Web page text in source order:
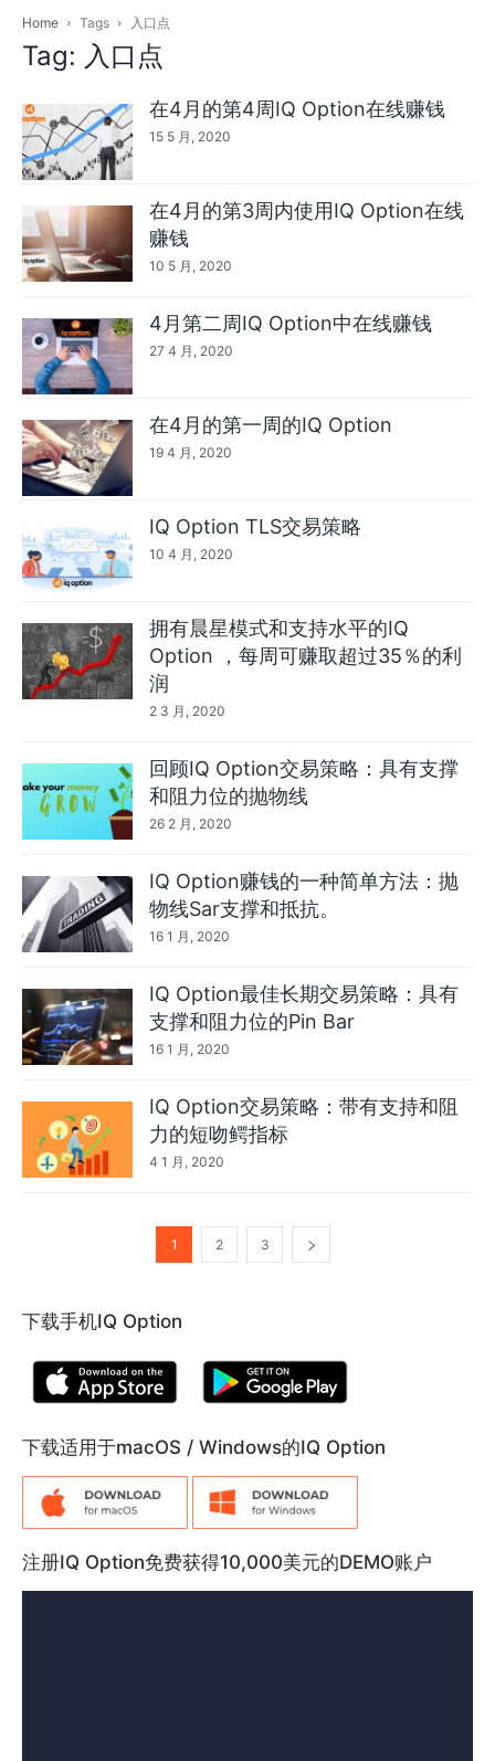
Home Tags 入口点
Tag: 入口点
在4月的第4周IQ Option在线赚钱
15 5 月, 2020
在4月的第3周内使用IQ Option在线
赚钱
10 5 月, 2020
4月第二周IQ Option中在线赚钱
27 4 月, 2020
在4月的第一周的IQ Option
19 4 月, 2020
IQ Option TLS交易策略
10 4 月, 2020
拥有晨星模式和支持水平的IQ
Option ，每周可赚取超过35％的利
润
2 3 月, 2020
回顾IQ Option交易策略：具有支撑
和阻力位的抛物线
26 2 月, 2020
IQ Option赚钱的一种简单方法：抛
物线Sar支撑和抵抗。
16 1 月, 2020
IQ Option最佳长期交易策略：具有
支撑和阻力位的Pin Bar
16 1 月, 2020
IQ Option交易策略：带有支持和阻
力的短吻鳄指标
4 1 月, 2020
1 2 3
下载手机IQ Option
下载适用于macOS / Windows的IQ Option
注册IQ Option免费获得10,000美元的DEMO账户